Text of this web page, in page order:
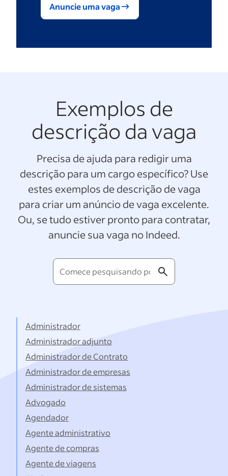
Anuncie uma vaga
Exemplos de
descrição da vaga
Precisa de ajuda para redigir uma
descrição para um cargo específico? Use
estes exemplos de descrição de vaga
para criar um anúncio de vaga excelente.
Ou, se tudo estiver pronto para contratar,
anuncie sua vaga no Indeed.
Comece
pesquisando
Administrador
Administrador adjunto
Administrador de Contrato
Administrador de empresas
Administrador de sistemas
Advogado
Agendador
Agente administrativo
Agente de compras
Agente de viagens